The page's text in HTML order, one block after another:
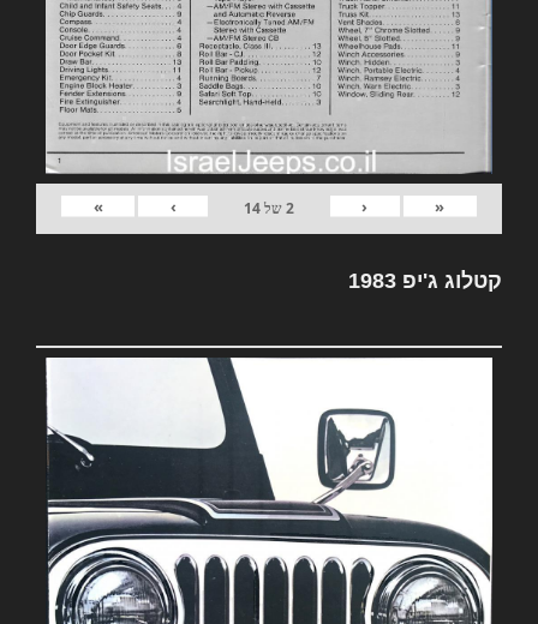
«
‹
2של14
›
»
קטלוג ג'יפ 1983